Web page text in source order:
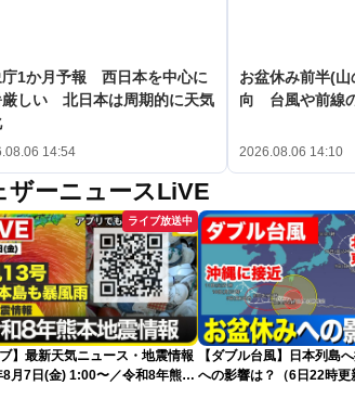
庁1か月予報 西日本を中心に
厳しい 北日本は周期的に天気
14:54
お盆休み前半(
向 台風や前線
2026.08.06 14:10
ザーニュースLiVE
ライブ放送中
ブ】最新天気ニュース・地震情報
月7日(金) 1:00〜／令和8年熊本
【ダブル台風】日本列島へ接近 お
への影響は？（6日22時更